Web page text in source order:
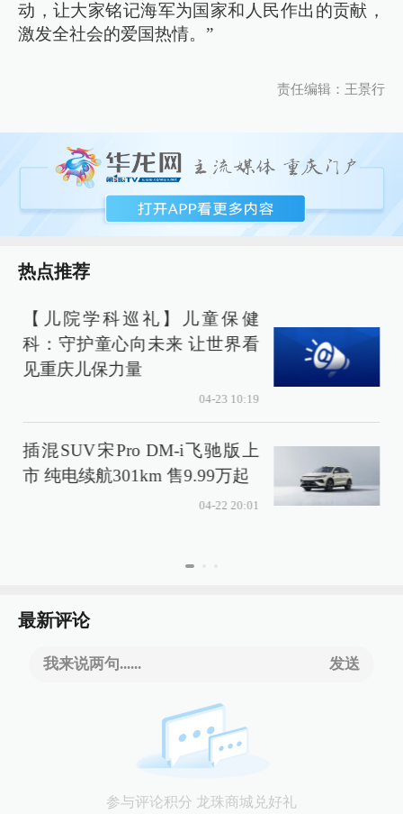
动，让大家铭记海军为国家和人民作出的贡献，
激发全社会的爱国热情。”
责任编辑：王景行
热点推荐
【儿院学科巡礼】儿童保健
科：守护童心向未来 让世界看
见重庆儿保力量
04-23 10:19
插混SUV宋Pro DM-i飞驰版上
市 纯电续航301km 售9.99万起
04-22 20:01
最新评论
我来说两句...... 发送
参与评论积分 龙珠商城兑好礼